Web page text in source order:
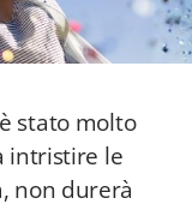
stato molto
intristire le
non durerà